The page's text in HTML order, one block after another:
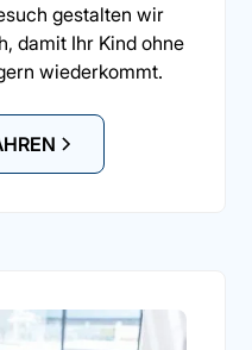
gestalten wir
damit Ihr Kind ohne
wiederkommt.